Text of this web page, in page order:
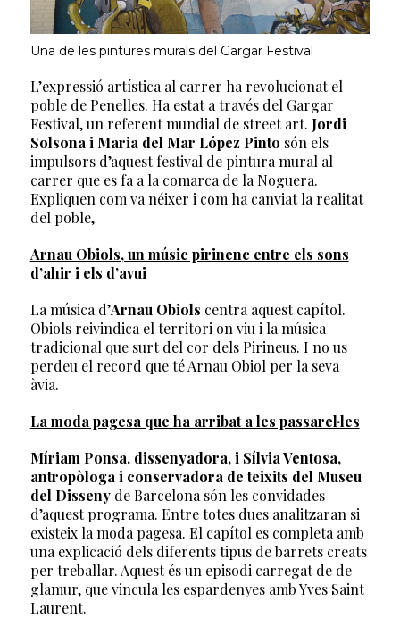
Una de les pintures murals del Gargar Festival
L’expressió artística al carrer ha revolucionat el
poble de Penelles. Ha estat a través del Gargar
Festival, un referent mundial de street art. Jordi
Solsona i Maria del Mar López Pinto són els
impulsors d’aquest festival de pintura mural al
carrer que es fa a la comarca de la Noguera.
Expliquen com va néixer i com ha canviat la realitat
del poble,
Arnau Obiols, un músic pirinenc entre els sons
d’ahir i els d’avui
La música d’Arnau Obiols centra aquest capítol.
Obiols reivindica el territori on viu i la música
tradicional que surt del cor dels Pirineus. I no us
perdeu el record que té Arnau Obiol per la seva
àvia.
La moda pagesa que ha arribat a les passarel·les
Míriam Ponsa, dissenyadora, i Sílvia Ventosa,
antropòloga i conservadora de teixits del Museu
del Dissenyde Barcelona són les convidades
d’aquest programa. Entre totes dues analitzaran si
existeix la moda pagesa. El capítol es completa amb
una explicació dels diferents tipus de barrets creats
per treballar. Aquest és un episodi carregat de de
glamur, que vincula les espardenyes amb Yves Saint
Laurent.